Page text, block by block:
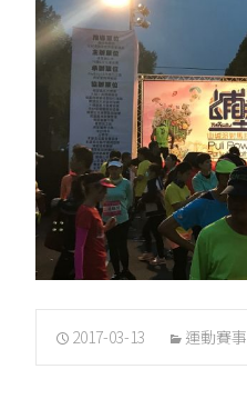
2017-03-13 運動賽事